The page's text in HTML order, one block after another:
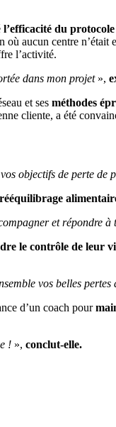
l’efficacité du protocole
aucun centre n’était
l’activité.
dans mon projet»,
et ses méthodes
cliente, a été
objectifs de perte de
et répondre à
le contrôle de leur
vos belles pertes
d’un coach pour
! », conclut-elle.